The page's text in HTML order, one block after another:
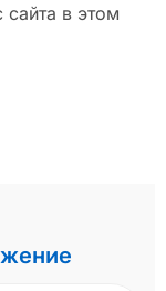
в этом